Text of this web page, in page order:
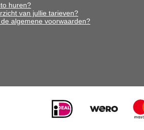
huren?
van jullie tarieven?
algemene voorwaarden?